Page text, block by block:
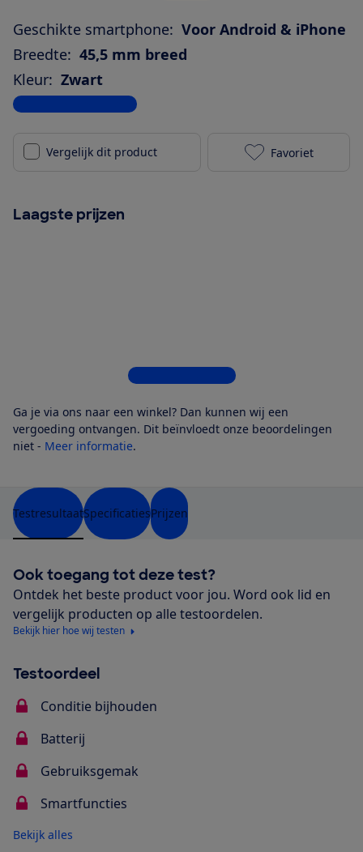
Geschikte smartphone: Voor Android & iPhone
Breedte: 45,5 mm breed
Kleur: Zwart
Bekijk alle specificaties
Vergelijk dit product Garmin
Favoriet
Laagste prijzen
Bekijk alle 5 winkels
Ga je via ons naar een winkel? Dan kunnen wij een
vergoeding ontvangen. Dit beïnvloedt onze beoordelingen
niet - Meer informatie.
TestresultaatSpecificatiesPrijzen
Ook toegang tot deze test?
Ontdek het beste product voor jou. Word ook lid en
vergelijk producten op alle testoordelen.
Bekijk hier hoe wij testen
Testoordeel
Conditie bijhouden
Batterij
Gebruiksgemak
Smartfuncties
Bekijk alles